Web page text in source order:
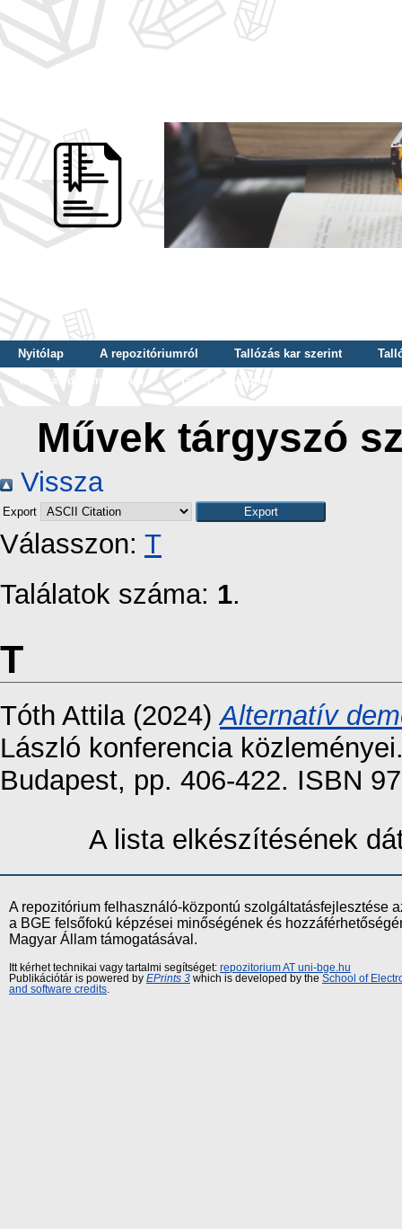
Nyitólap A repozitóriumról Tallózás kar szerint
Tallózás dátum szerint
Tallózás tudományterület szerint
Művek tárgyszó
Vissza
Export
Válasszon: T
Találatok száma: 1.
T
Tóth Attila(2024)Alternatív
László konferencia
Budapest, pp. 406-422. ISBN
A lista elkészítésének
A repozitórium felhasználó-központú szolgáltatásfejlesztése
a BGE felsőfokú képzései minőségének és
Magyar Állam támogatásával.
Itt kérhet technikai vagy tartalmi segítséget: repozitorium AT uni-bge.hu
Publikációtár is powered by EPrints 3 which is developed by the School of
and software credits